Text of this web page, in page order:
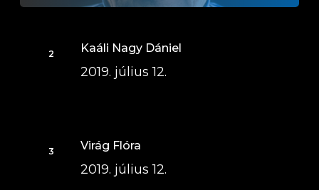
Kaáli Nagy Dániel
2019. július 12.
Virág Flóra
2019. július 12.